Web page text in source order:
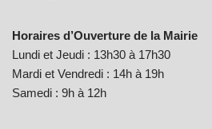
Horaires d’Ouverture de la Mairie
Lundi et Jeudi : 13h30 à 17h30
Mardi et Vendredi : 14h à 19h
Samedi : 9h à 12h